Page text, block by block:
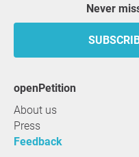
Never
openPetition
About us
Press
Feedback